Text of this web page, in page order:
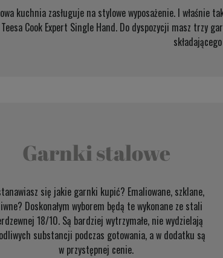
kuchnia zasługuje na stylowe wyposażenie. I
Teesa Cook Expert Single Hand. Do dyspozycji masz trzy
Garnki stalowe
się jakie garnki kupić? Emaliowane, szklane,
Doskonałym wyborem będą te wykonane ze stali
18/10. Są bardziej wytrzymałe, nie wydzielają
substancji podczas gotowania, a w dodatku są
w przystępnej cenie.